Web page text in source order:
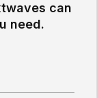
can
need.